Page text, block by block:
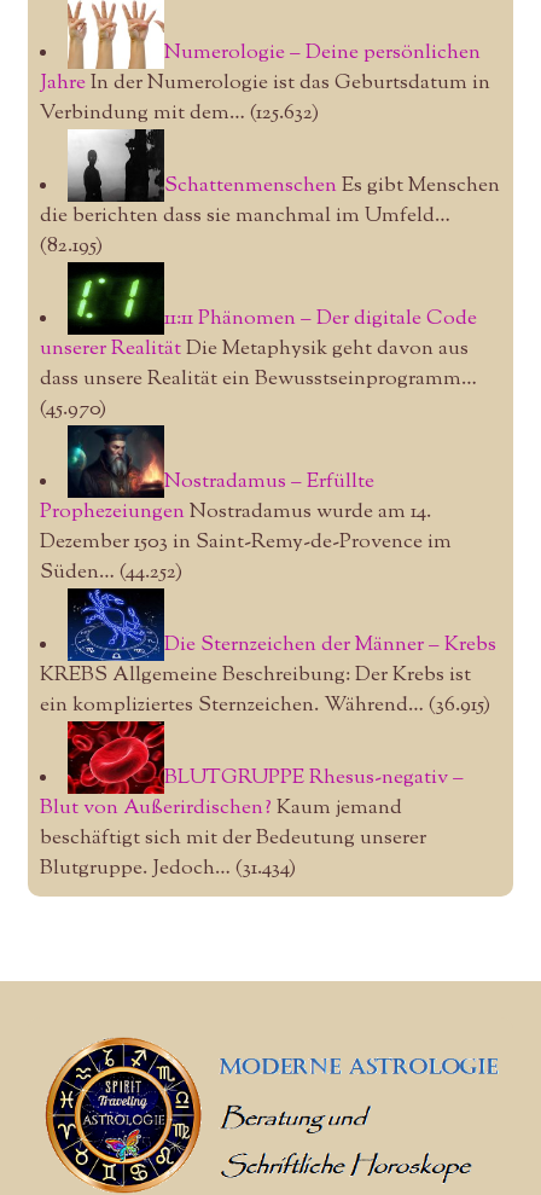
Numerologie – Deine persönlichen
JahreIn der Numerologie ist das Geburtsdatum in
Verbindung mit dem… (125.632)
SchattenmenschenEs gibt Menschen
die berichten dass sie manchmal im Umfeld…
(82.195)
11:11 Phänomen – Der digitale Code
unserer RealitätDie Metaphysik geht davon aus
dass unsere Realität ein Bewusstseinprogramm…
(45.970)
Nostradamus – Erfüllte
ProphezeiungenNostradamus wurde am 14.
Dezember 1503 in Saint-Remy-de-Provence im
Süden… (44.252)
Die Sternzeichen der Männer – Krebs
KREBS Allgemeine Beschreibung: Der Krebs ist
ein kompliziertes Sternzeichen. Während… (36.915)
BLUTGRUPPE Rhesus-negativ –
Blut von Außerirdischen? Kaum jemand
beschäftigt sich mit der Bedeutung unserer
Blutgruppe. Jedoch… (31.434)